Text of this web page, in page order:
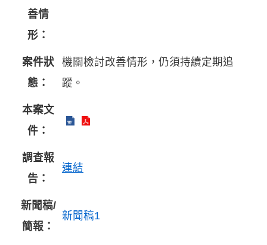
善情
形：
案件狀
態：
機關檢討改善情形，仍須持續定期追
蹤。
本案文
件：
調查報
告：
連結
新聞稿/
簡報：
新聞稿1